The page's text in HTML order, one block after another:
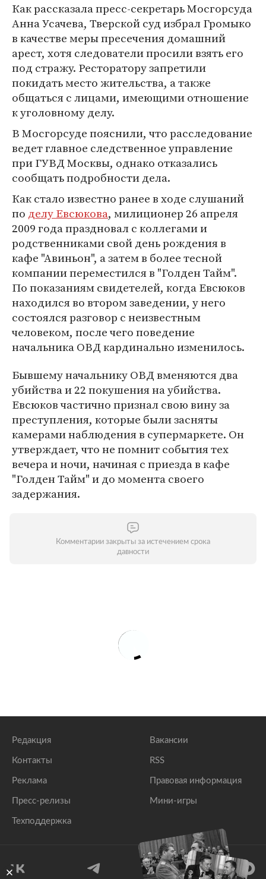
Как рассказала пресс-секретарь Мосгорсуда
Анна Усачева, Тверской суд избрал Громыко
в качестве меры пресечения домашний
арест, хотя следователи просили взять его
под стражу. Ресторатору запретили
покидать место жительства, а также
общаться с лицами, имеющими отношение
к уголовному делу.
В Мосгорсуде пояснили, что расследование
ведет главное следственное управление
при ГУВД Москвы, однако отказались
сообщать подробности дела.
Как стало известно ранее в ходе слушаний
по делу Евсюкова, милиционер 26 апреля
2009 года праздновал с коллегами и
родственниками свой день рождения в
кафе "Авиньон", а затем в более тесной
компании переместился в "Голден Тайм".
По показаниям свидетелей, когда Евсюков
находился во втором заведении, у него
состоялся разговор с неизвестным
человеком, после чего поведение
начальника ОВД кардинально изменилось.
Бывшему начальнику ОВД вменяются два
убийства и 22 покушения на убийства.
Евсюков частично признал свою вину за
преступления, которые были засняты
камерами наблюдения в супермаркете. Он
утверждает, что не помнит события тех
вечера и ночи, начиная с приезда в кафе
"Голден Тайм" и до момента своего
задержания.
Комментарии закрыты за истечением срока
давности
Редакция
Контакты
Реклама
Пресс-релизы
Техподдержка
Вакансии
RSS
Правовая информация
Мини-игры